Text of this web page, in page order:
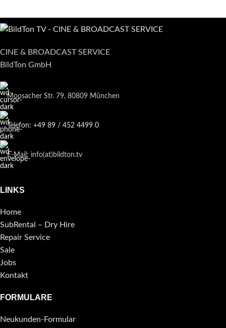
CINE & BROADCAST SERVICE
BildTon GmbH
Moosacher Str. 79, 80809 München
Telefon: +49 89 / 452 4499 0
E-Mail: info(at)bildton.tv
LINKS
Home
SubRental – Dry Hire
Repair Service
Sale
Jobs
Kontakt
FORMULARE
Neukunden-Formular